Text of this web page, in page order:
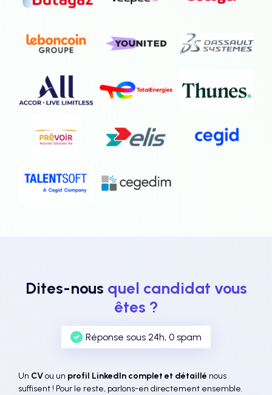
Dites-nous quel candidat vous
êtes ?
Réponse sous 24h, 0 spam
Un CVou un profil LinkedIn complet et détaillé nous
suffisent ! Pour le reste, parlons-en directement ensemble.